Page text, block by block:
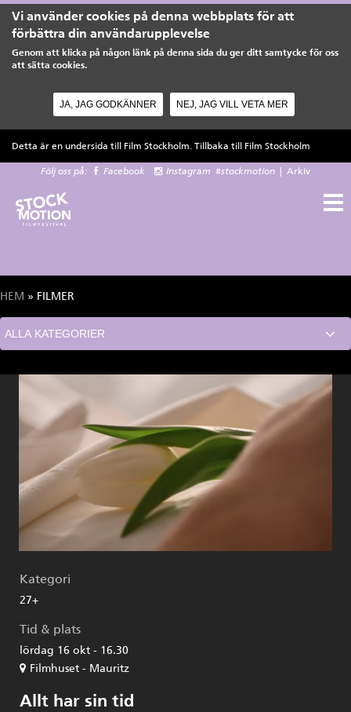
Vi använder cookies på denna webbplats för att
förbättra din användarupplevelse
Genom att klicka på någon länk på denna sida du ger ditt samtycke för oss
att sätta cookies.
JA, JAG GODKÄNNER NEJ, JAG VILL VETA MER
Detta är en undersida till Film Stockholm. Tillbaka till Film Stockholm
Följ oss på: Facebook Instagram #stockmotion Arkiv
Du är här
HEM » FILMER
Kategori
27+
Tid & plats
lördag 16 okt - 16.30
Filmhuset - Mauritz
Allt har sin tid